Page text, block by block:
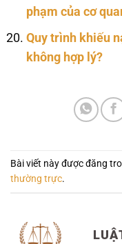
phạm của cơ
Quy trình khiếu
không hợp lý?
Bài viết này được đăng
thường trực.